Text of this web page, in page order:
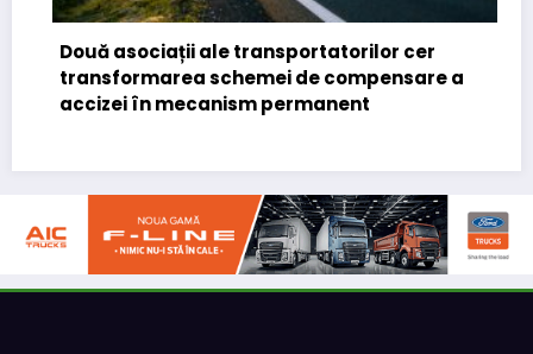
asociații ale transportatorilor cer
schemei de compensare a
în mecanism permanent